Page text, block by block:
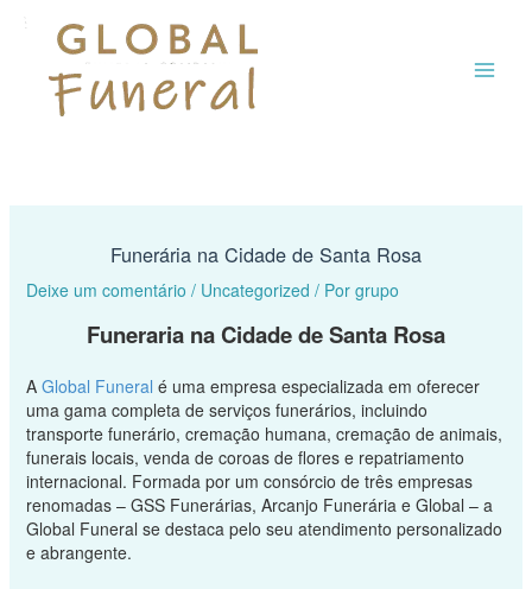
para
conteúdo
Funerária na Cidade de Santa Rosa
Deixe um comentário / Uncategorized / Por grupo
Funeraria na Cidade de Santa Rosa
A Global Funeral é uma empresa especializada em oferecer
uma gama completa de serviços funerários, incluindo
transporte funerário, cremação humana, cremação de animais,
funerais locais, venda de coroas de flores e repatriamento
internacional. Formada por um consórcio de três empresas
renomadas – GSS Funerárias, Arcanjo Funerária e Global – a
Global Funeral se destaca pelo seu atendimento personalizado
e abrangente.